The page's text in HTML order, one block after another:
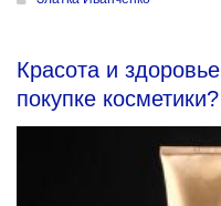
Красота и здоровье
покупке косметики?